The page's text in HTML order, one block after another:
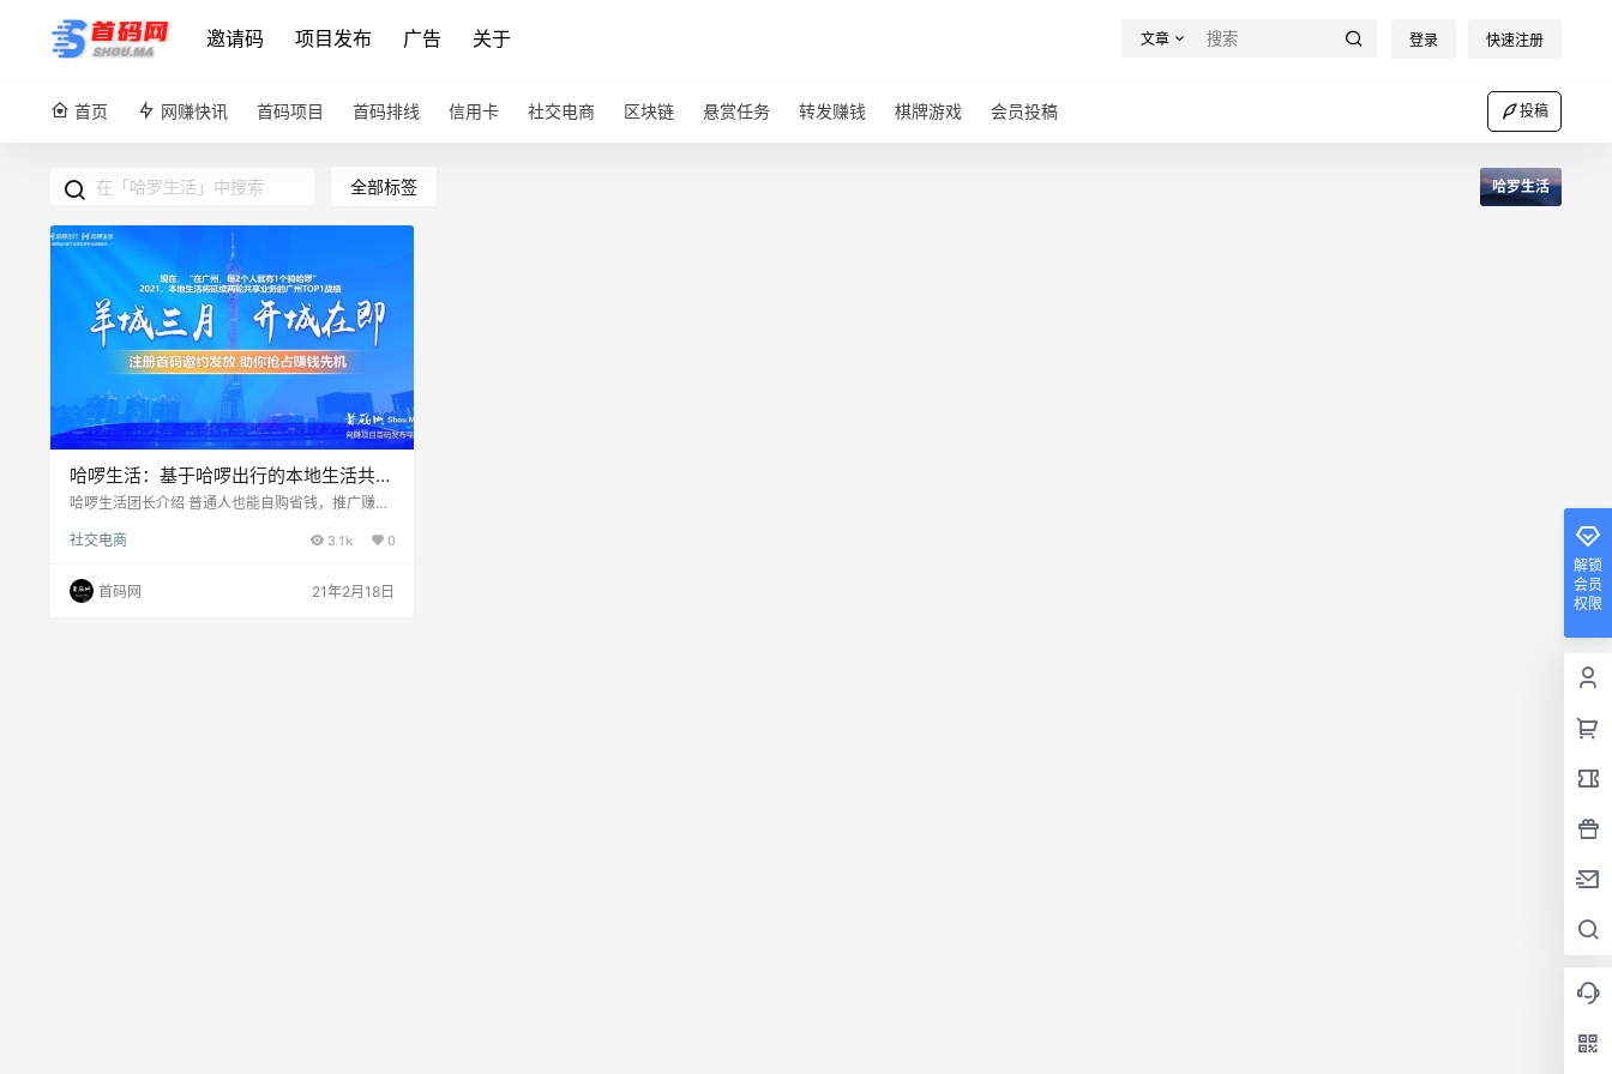
邀请码 项目发布 广告 关于 文章 登录 快速注册
首页 网赚快讯 首码项目 首码排线 信用卡 社交电商 区块链 悬赏任务 转发赚钱 棋牌游戏 会员投稿 投稿
全部标签 哈罗生活
哈啰生活：基于哈啰出行的本地生活共享
生态平台，首码对接团队长
哈啰生活团长介绍 普通人也能自购省钱，推广赚钱
店、景区、美食、休闲娱乐等品类丰富的到店团购
详情，让用户轻而易举地找到低价爆款商品，最大
程度满足用户在吃喝玩乐住方面，对于高品质、高
社交电商 3.1k 0
首码网 21年2月18日
解锁
会员
权限